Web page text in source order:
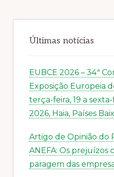
Últimas notícias
EUBCE 2026 – 34ª
Exposição Europeia
terça-feira, 19 a
2026, Haia, Países
Artigo de Opinião do
ANEFA: Os prejuízos
paragem das